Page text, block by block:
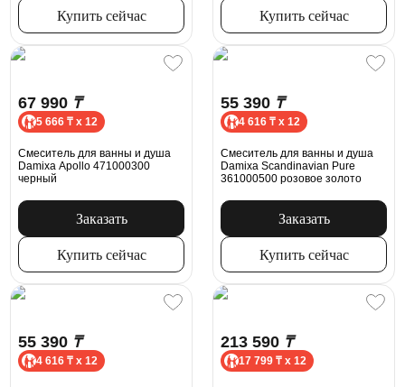
Купить сейчас Купить сейчас
67 990 ₸
5 666 ₸ x 12
Смеситель для ванны и душа
Damixa Apollo 471000300
черный
Заказать
Купить сейчас
55 390 ₸
4 616 ₸ x 12
Смеситель для ванны и душа
Damixa Scandinavian Pure
361000500 розовое золото
Заказать
Купить сейчас
55 390 ₸
4 616 ₸ x 12
213 590 ₸
17 799 ₸ x 12